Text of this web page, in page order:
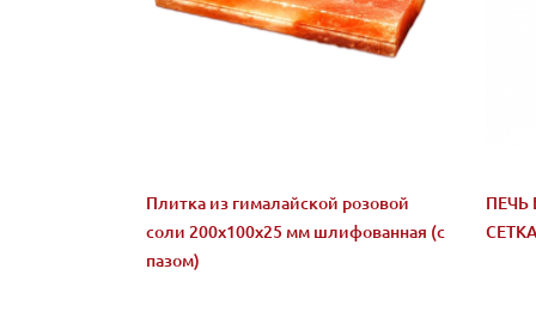
Плитка из гималайской розовой
соли 200x100x25 мм шлифованная (с
пазом)
ПЕЧЬ